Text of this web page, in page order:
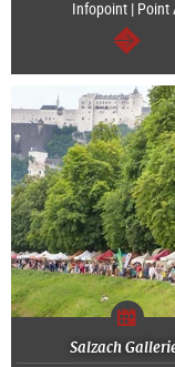
Infopoint | Point
Salzach